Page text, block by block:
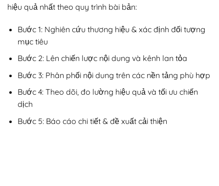
hiệu quả nhất theo quy trình bài bản:
Bước 1: Nghiên cứu thương hiệu & xác định đối tượng
mục tiêu
Bước 2: Lên chiến lược nội dung và kênh lan tỏa
Bước 3: Phân phối nội dung trên các nền tảng phù hợp
Bước 4: Theo dõi, đo lường hiệu quả và tối ưu chiến
dịch
Bước 5: Báo cáo chi tiết & đề xuất cải thiện